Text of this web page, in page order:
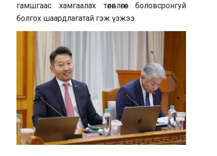
гамшгаас хамгаалах төлөвлөгөөг боловсронгуй
болгох шаардлагатай гэж үзжээ.